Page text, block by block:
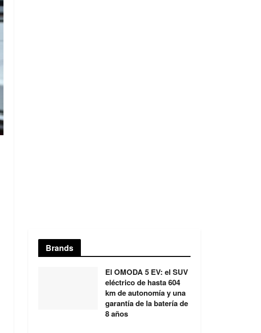
Brands
El OMODA 5 EV: el SUV
eléctrico de hasta 604
km de autonomía y una
garantía de la batería de
8 años